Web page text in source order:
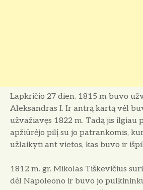
Lapkričio 27 dien. 1815 m buvo
Aleksandras I. Ir antrą kartą vėl
užvažiavęs 1822 m. Tadą jis ilgiau
apžiūrėjo pilį su jo patrankomis,
užlaikyti ant vietos, kas buvo ir
1812 m. gr. Mikolas Tiškevičius
dėl Napoleono ir buvo jo